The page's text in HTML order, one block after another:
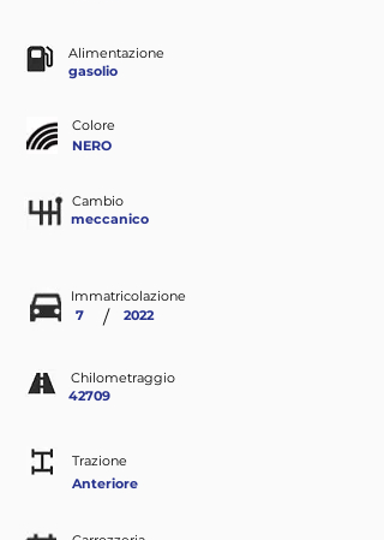
Alimentazione
gasolio
Colore
NERO
Cambio
meccanico
Immatricolazione
2022
7 /
Chilometraggio
42709
Trazione
Anteriore